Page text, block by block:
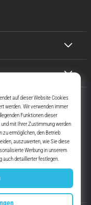
und zu laufen.
Tag.